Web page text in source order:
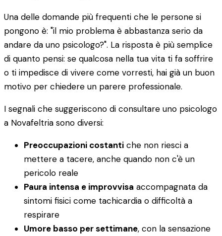
Una delle domande più frequenti che le persone si
pongono è: "il mio problema è abbastanza serio da
andare da uno psicologo?". La risposta è più semplice
di quanto pensi: se qualcosa nella tua vita ti fa soffrire
o ti impedisce di vivere come vorresti, hai già un buon
motivo per chiedere un parere professionale.
I segnali che suggeriscono di consultare uno psicologo
a Novafeltria sono diversi:
Preoccupazioni costanti che non riesci a
mettere a tacere, anche quando non c'è un
pericolo reale
Paura intensa e improvvisa accompagnata da
sintomi fisici come tachicardia o difficoltà a
respirare
Umore basso per settimane, con la sensazione